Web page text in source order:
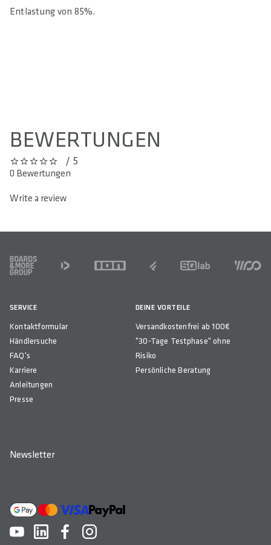
Entlastung von 85%.
BEWERTUNGEN
0 out of 5 stars/ 5
0 Bewertungen
Write a review
FOOTER
SERVICE
Kontaktformular
Händlersuche
FAQ's
Karriere
Anleitungen
Presse
DEINE VORTEILE
Versandkostenfrei ab 100€
"30-Tage Testphase" ohne
Risiko
Persönliche Beratung
Newsletter